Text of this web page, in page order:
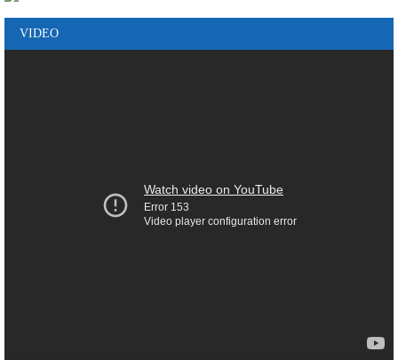
VIDEO